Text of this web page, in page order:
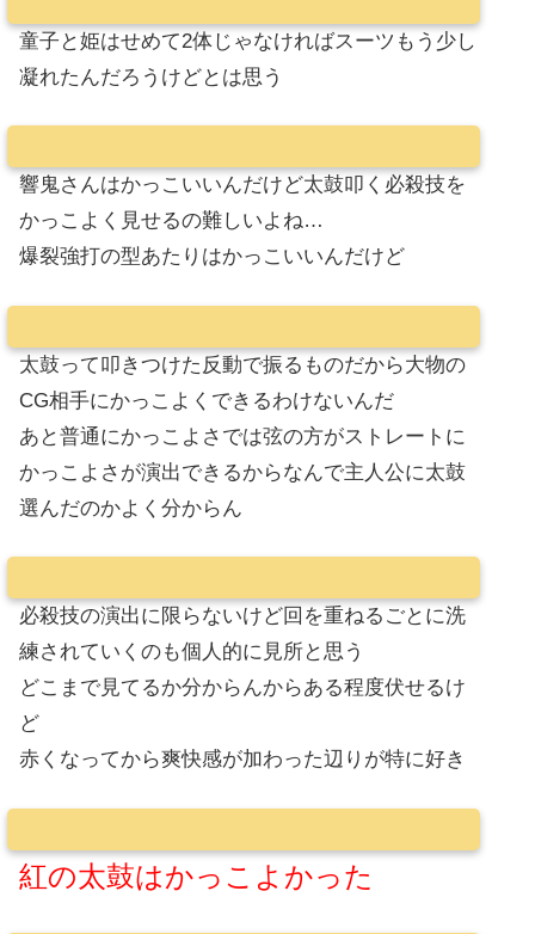
童子と姫はせめて2体じゃなければスーツもう少し
凝れたんだろうけどとは思う
響鬼さんはかっこいいんだけど太鼓叩く必殺技を
かっこよく見せるの難しいよね…
爆裂強打の型あたりはかっこいいんだけど
太鼓って叩きつけた反動で振るものだから大物の
CG相手にかっこよくできるわけないんだ
あと普通にかっこよさでは弦の方がストレートに
かっこよさが演出できるからなんで主人公に太鼓
選んだのかよく分からん
必殺技の演出に限らないけど回を重ねるごとに洗
練されていくのも個人的に見所と思う
どこまで見てるか分からんからある程度伏せるけ
ど
赤くなってから爽快感が加わった辺りが特に好き
紅の太鼓はかっこよかった